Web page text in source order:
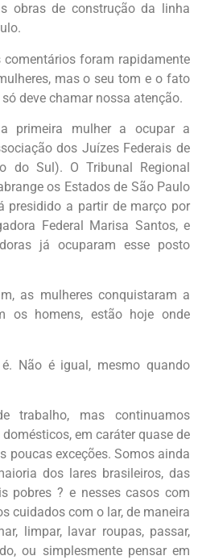
obras de construção da linha
foram rapidamente
mas o seu tom e o fato
deve chamar nossa atenção.
primeira mulher a ocupar a
dos Juízes Federais de
do Sul). O Tribunal Regional
os Estados de São Paulo
presidido a partir de março por
Federal Marisa Santos, e
já ocuparam esse posto
as mulheres conquistaram a
os homens, estão hoje onde
Não é igual, mesmo quando
trabalho, mas continuamos
em caráter quase de
poucas exceções. Somos ainda
dos lares brasileiros, das
pobres ? e nesses casos com
cuidados com o lar, de maneira
limpar, lavar roupas, passar,
ou simplesmente pensar em